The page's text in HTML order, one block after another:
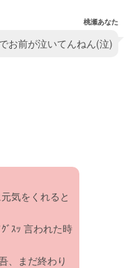
桃瀬あなた
お前が泣いてんねん(泣)
気をくれると
ﾞｽｯ 言われた時
、まだ終わり